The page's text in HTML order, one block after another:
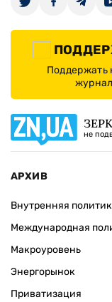
не
АРХИВ
Внутренняя
Международная
Макроуровень
Энергорынок
Приватизация